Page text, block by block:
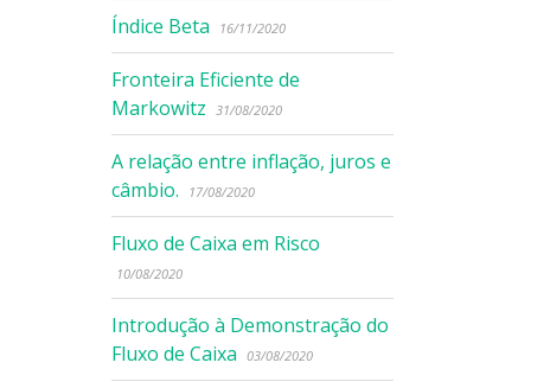
Índice Beta 16/11/2020
Fronteira Eficiente de
Markowitz
31/08/2020
A relação entre inflação, juros e
câmbio.
17/08/2020
Fluxo de Caixa em Risco
10/08/2020
Introdução à Demonstração do
Fluxo de Caixa
03/08/2020